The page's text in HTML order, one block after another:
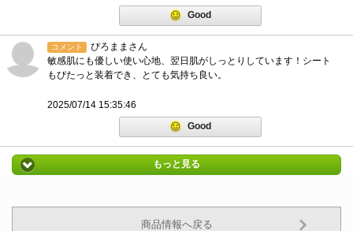
Good
コメント
ぴろままさん
敏感肌にも優しい使い心地、翌日肌がしっとりしています！シート
もぴたっと装着でき、とても気持ち良い。
2025/07/14 15:35:46
Good
もっと見る
商品情報へ戻る